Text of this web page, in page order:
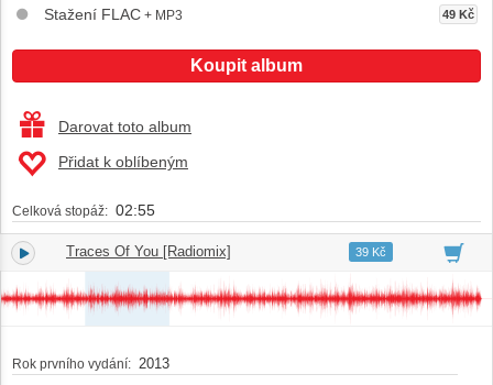
Stažení FLAC + MP3 49 Kč
Koupit album
Darovat toto album
Přidat k oblíbeným
Celková stopáž: 02:55
1. Traces Of You [Radiomix] 02:5539 Kč
Rok prvního vydání: 2013